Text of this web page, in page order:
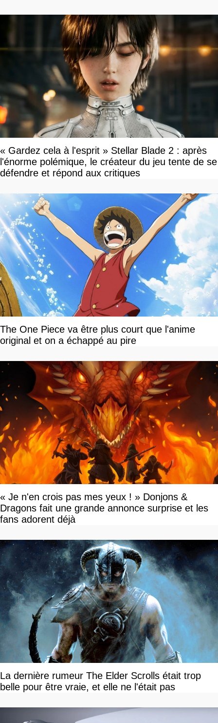
« Gardez cela à l'esprit » Stellar Blade 2 : après
l'énorme polémique, le créateur du jeu tente de se
défendre et répond aux critiques
The One Piece va être plus court que l'anime
original et on a échappé au pire
« Je n'en crois pas mes yeux ! » Donjons &
Dragons fait une grande annonce surprise et les
fans adorent déjà
La dernière rumeur The Elder Scrolls était trop
belle pour être vraie, et elle ne l'était pas